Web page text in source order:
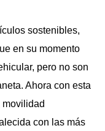
sostenibles,
en su momento
pero no son
Ahora con esta
movilidad
con las más